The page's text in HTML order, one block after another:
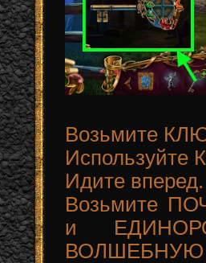
Возьмите
Идите вперед.
Возьмите
и
ВОЛШЕБНУЮ